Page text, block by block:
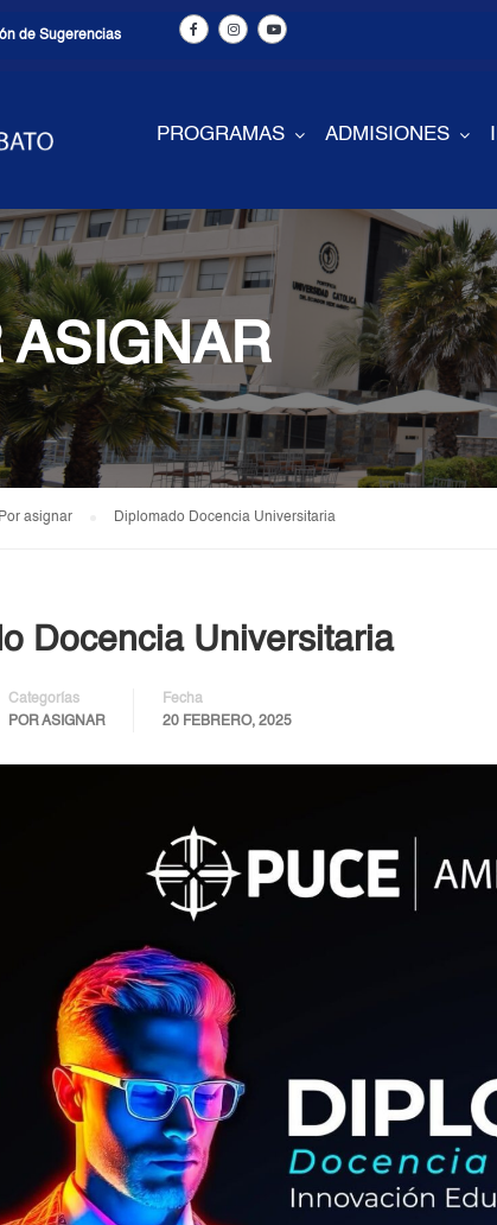
de Sugerencias
PROGRAMAS ADMISIONES
ASIGNAR
Por asignar Diplomado Docencia Universitaria
Docencia Universitaria
Categorías
POR ASIGNAR
Fecha
20 FEBRERO, 2025